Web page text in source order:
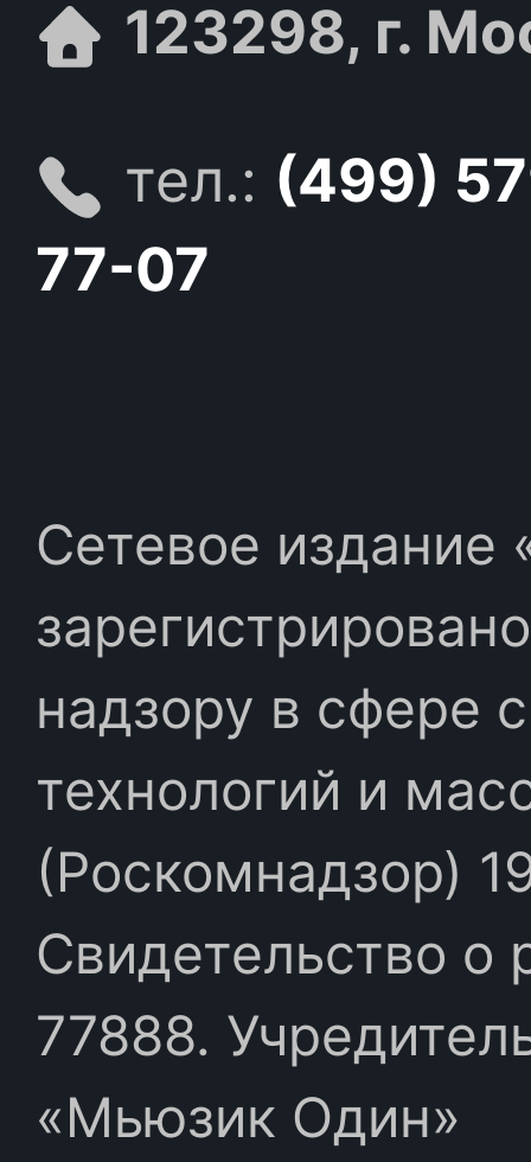
123298, г.
тел.: (499)
77-07
Сетевое издание
надзору в сфере
технологий и
(Роскомнадзор)
Свидетельство
77888.
«Мьюзик Один»